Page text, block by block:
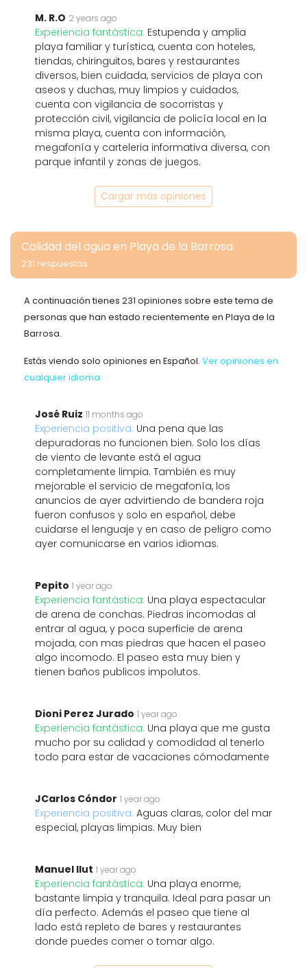
M. R.O 2 years ago
Experiencia fantástica: Estupenda y amplia
playa familiar y turística, cuenta con hoteles,
tiendas, chiringuitos, bares y restaurantes
diversos, bien cuidada, servicios de playa con
aseos y duchas, muy limpios y cuidados,
cuenta con vigilancia de socorristas y
protección civil, vigilancia de policía local en la
misma playa, cuenta con información,
megafonía y carteleria informativa diversa, con
parque infantil y zonas de juegos.
Cargar más opiniones
Calidad del agua en Playa de la Barrosa
231 respuestas
A continuación tienes 231 opiniones sobre este tema de
personas que han estado recientemente en Playa de la
Barrosa.
Estás viendo solo opiniones en Español. Ver opiniones en
cualquier idioma
José Ruiz 11 months ago
Experiencia positiva: Una pena que las
depuradoras no funcionen bien. Solo los días
de viento de levante está el agua
completamente limpia. También es muy
mejorable el servicio de megafonía, los
anuncios de ayer advirtiendo de bandera roja
fueron confusos y solo en español, debe
cuidarse el lenguaje y en caso de peligro como
ayer comunicarse en varios idiomas.
Pepito 1 year ago
Experiencia fantástica: Una playa espectacular
de arena de conchas. Piedras incomodas al
entrar al agua, y poca superficie de arena
mojada, con mas piedras que hacen el paseo
algo incomodo. El paseo esta muy bien y
tienen baños publicos impolutos.
Dioni Perez Jurado 1 year ago
Experiencia fantástica: Una playa que me gusta
mucho por su calidad y comodidad al tenerlo
todo para estar de vacaciones cómodamente
JCarlos Cóndor 1 year ago
Experiencia positiva: Aguas claras, color del mar
especial, playas limpias. Muy bien
Manuel Ilut 1 year ago
Experiencia fantástica: Una playa enorme,
bastante limpia y tranquila. Ideal para pasar un
día perfecto. Además el paseo que tiene al
lado está repleto de bares y restaurantes
donde puedes comer o tomar algo.